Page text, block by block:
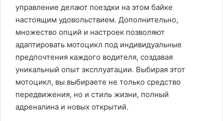
управление делают поездки на этом байке
настоящим удовольствием. Дополнительно,
множество опций и настроек позволяют
адаптировать мотоцикл под индивидуальные
предпочтения каждого водителя, создавая
уникальный опыт эксплуатации. Выбирая этот
мотоцикл, вы выбираете не только средство
передвижения, но и стиль жизни, полный
адреналина и новых открытий.